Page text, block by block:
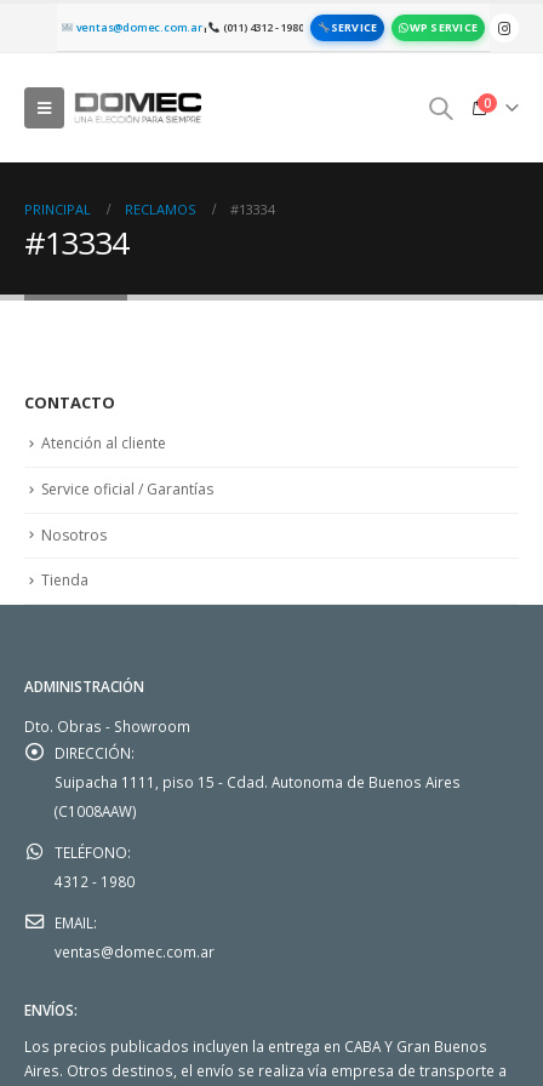
ventas@domec.com.ar| (011) 4312 - 1980 SERVICE WP SERVICE
0
PRINCIPAL RECLAMOS #13334
#13334
CONTACTO
Atención al cliente
Service oficial / Garantías
Nosotros
Tienda
ADMINISTRACIÓN
Dto. Obras - Showroom
DIRECCIÓN:
Suipacha 1111, piso 15 - Cdad. Autonoma de Buenos Aires
(C1008AAW)
TELÉFONO:
4312 - 1980
EMAIL:
ventas@domec.com.ar
ENVÍOS:
Los precios publicados incluyen la entrega en CABA Y Gran Buenos
Aires. Otros destinos, el envío se realiza vía empresa de transporte a